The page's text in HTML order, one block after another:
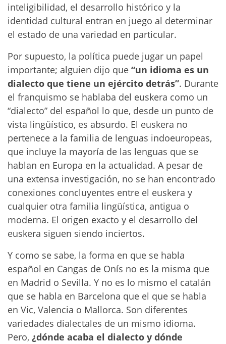
inteligibilidad, el desarrollo histórico y la
identidad cultural entran en juego al determinar
el estado de una variedad en particular.
Por supuesto, la política puede jugar un papel
importante; alguien dijo que “un idioma es un
dialecto que tiene un ejército detrás”. Durante
el franquismo se hablaba del euskera como un
“dialecto” del español lo que, desde un punto de
vista lingüístico, es absurdo. El euskera no
pertenece a la familia de lenguas indoeuropeas,
que incluye la mayoría de las lenguas que se
hablan en Europa en la actualidad. A pesar de
una extensa investigación, no se han encontrado
conexiones concluyentes entre el euskera y
cualquier otra familia lingüística, antigua o
moderna. El origen exacto y el desarrollo del
euskera siguen siendo inciertos.
Y como se sabe, la forma en que se habla
español en Cangas de Onís no es la misma que
en Madrid o Sevilla. Y no es lo mismo el catalán
que se habla en Barcelona que el que se habla
en Vic, Valencia o Mallorca. Son diferentes
variedades dialectales de un mismo idioma.
Pero, ¿dónde acaba el dialecto y dónde